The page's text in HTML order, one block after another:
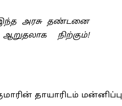
இந்த அரசு தண்டனை
நிற்கும்!
தாயாரிடம் மன்னிப்பு